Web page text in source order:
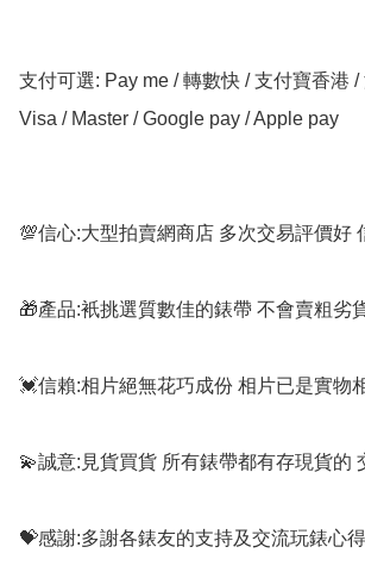
支付可選: Pay me / 轉數快 / 支付寶香港 /
Visa / Master / Google pay / Apple pay
💯信心:大型拍賣網商店 多次交易評價好
🎁產品:衹挑選質數佳的錶帶 不會賣粗劣
💓信賴:相片絕無花巧成份 相片已是實物
💫誠意:見貨買貨 所有錶帶都有存現貨的
💝感謝:多謝各錶友的支持及交流玩錶心